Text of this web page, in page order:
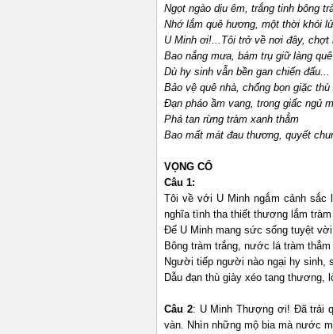
Ngọt ngào dịu êm, trắng tinh bông
Nhớ lắm quê hương, một thời khói
U Minh ơi!...Tôi trở về nơi đây,
Bao nắng mưa, bám trụ giữ làng quê
Dù hy sinh vẫn bền gan chiến đấu...
Bảo vệ quê nhà, chống bọn giặc thù
Đạn pháo ầm vang, trong giấc ngủ
Phá tan rừng tràm xanh thẳm
Bao mất mát đau thương, quyết
VỌNG CỔ
Câu 1:
Tôi về với U Minh ngắm cảnh sắc
nghĩa tình tha thiết thương lắm
Để U Minh mang sức sống tuyệt
Bông tràm trắng, nước lá tràm
Người tiếp người nào ngại hy sinh,
Dẫu đạn thù giày xéo tang thương,
Câu 2: U Minh Thượng ơi! Đã trải
vàn. Nhìn những mộ bia mà nước